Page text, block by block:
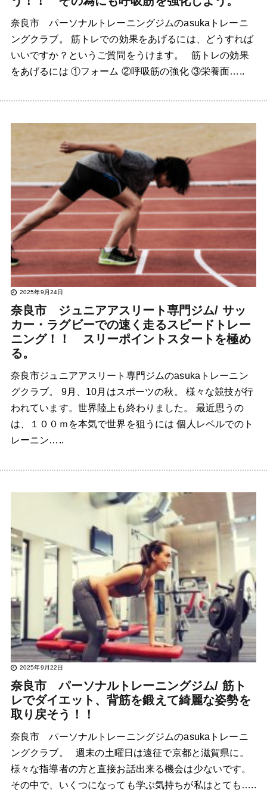
奈良市 パーソナルトレーニングジムのasukaトレーニ
ングクラブ。 筋トレでの効果をあげるには、どうすれば
いいですか？というご質問をうけます。 筋トレの効果
をあげるには ①フォーム ②呼吸筋の強化 ③栄養面…..
2025年9月24日
奈良市 ジュニアアスリート専門ジム/ サッ
カー・ラグビーでの速く走るスピードトレー
ニング！！ スリーポイントスタートを極め
る。
奈良市ジュニアアスリート専門ジムのasukaトレーニン
グクラブ。 9月、10月はスポーツの秋。 様々な競技が行
われています。世界陸上も終わりました。 最近思うの
は、１００ｍを本気で世界を狙うには 個人レベルでのト
レーニン…..
2025年9月22日
奈良市 パーソナルトレーニングジム/ 筋ト
レでダイエット、背筋を鍛えて綺麗な姿勢を
取り戻そう！！
奈良市 パーソナルトレーニングジムのasukaトレーニ
ングクラブ。 週末の土曜日は遠征で京都と滋賀県に。
様々な指導者の方と直接お話出来る機会は少ないです。
その中で、いくつになっても学ぶ気持ちが私はとても…..